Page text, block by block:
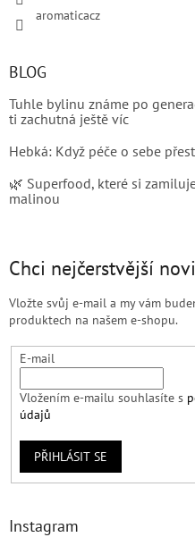
aromaticacz
BLOG
Tuhle bylinu známe po
ti zachutná ještě víc
Hebká: Když péče o sebe
🌿 Superfood, které si
malinou
Chci nejčerstvější
Vložte svůj e-mail a my vám
produktech na našem e-shopu.
E-mail
Vložením e-mailu souhlasíte s
údajů
PŘIHLÁSIT SE
Instagram